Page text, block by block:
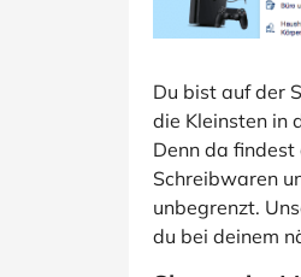
Du bist auf der
die Kleinsten in
Denn da
Schreibwaren
unbegrenzt.
du bei deinem